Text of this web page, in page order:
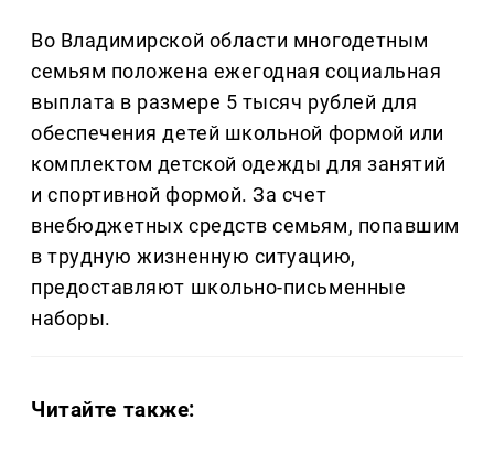
Во Владимирской области многодетным
семьям положена ежегодная социальная
выплата в размере 5 тысяч рублей для
обеспечения детей школьной формой или
комплектом детской одежды для занятий
и спортивной формой. За счет
внебюджетных средств семьям, попавшим
в трудную жизненную ситуацию,
предоставляют школьно-письменные
наборы.
Читайте также: